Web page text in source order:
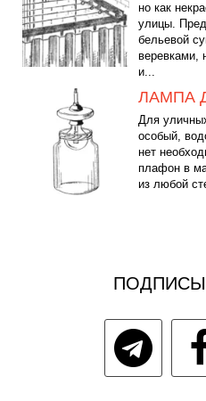
но как
улицы.
бельевой
веревками,
и...
ЛАМПА
Для
особый,
нет
плафон в
из любой